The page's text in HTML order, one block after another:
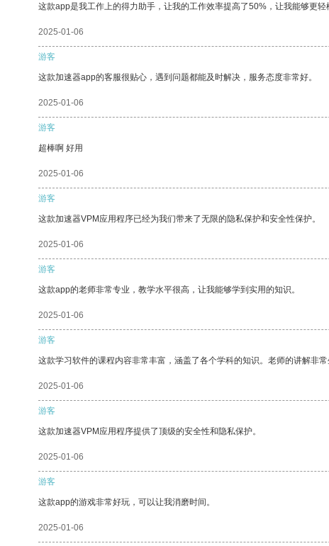
这款app是我工作上的得力助手，让我的工作效率提高了50%，让我能够更轻
2025-01-06
游客
这款加速器app的客服很贴心，遇到问题都能及时解决，服务态度非常好。
2025-01-06
游客
超棒啊 好用
2025-01-06
游客
这款加速器VPM应用程序已经为我们带来了无限的隐私保护和安全性保护。
2025-01-06
游客
这款app的老师非常专业，教学水平很高，让我能够学到实用的知识。
2025-01-06
游客
这款学习软件的课程内容非常丰富，涵盖了各个学科的知识。老师的讲解非常
2025-01-06
游客
这款加速器VPM应用程序提供了顶级的安全性和隐私保护。
2025-01-06
游客
这款app的游戏非常好玩，可以让我消磨时间。
2025-01-06